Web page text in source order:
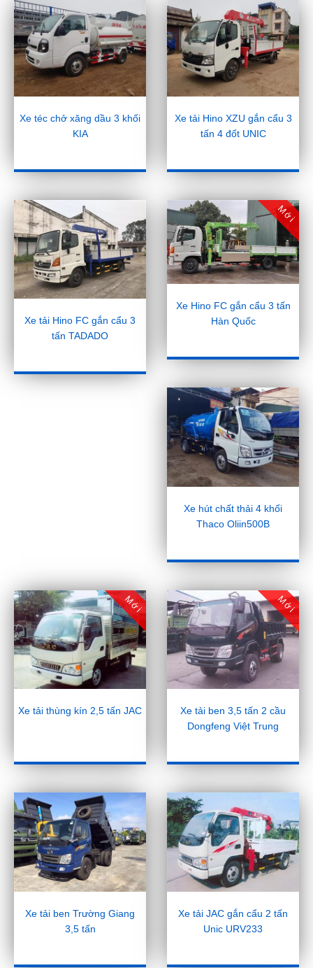
Xe téc chở xăng dầu 3 khối
KIA
Xe tải Hino XZU gắn cẩu 3
tấn 4 đốt UNIC
Xe tải Hino FC gắn cẩu 3
tấn TADADO
Mới
Xe Hino FC gắn cẩu 3 tấn
Hàn Quốc
Xe hút chất thải 4 khối
Thaco Oliin500B
Mới
Xe tải thùng kín 2,5 tấn JAC
Mới
Xe tải ben 3,5 tấn 2 cầu
Dongfeng Việt Trung
Xe tải ben Trường Giang
3,5 tấn
Xe tải JAC gắn cẩu 2 tấn
Unic URV233